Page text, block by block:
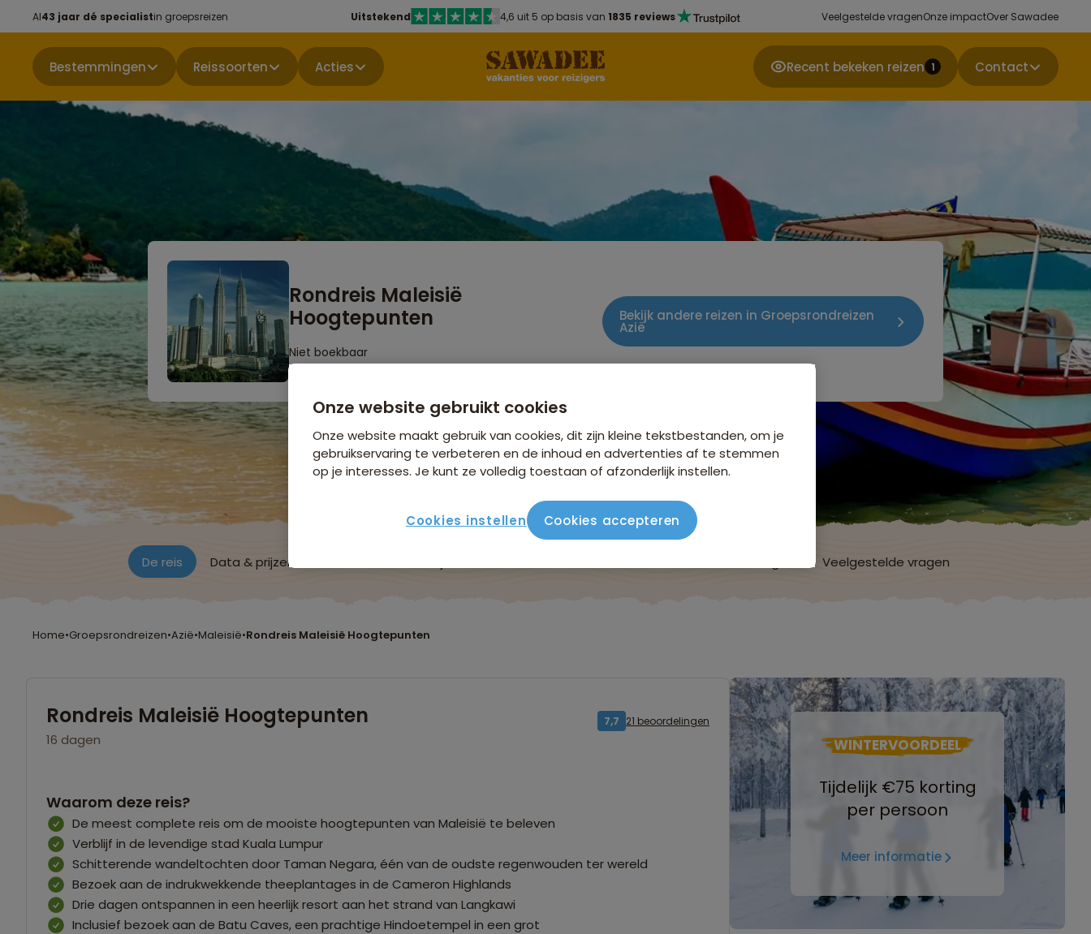
Al43 jaar dé specialistin groepsreizen Uitstekend 4,6 uit 5 op basis van 1835 reviews Veelgestelde vragenOnze impactOver Sawadee
Bestemmingen Reissoorten Acties Recent bekeken reizen 1 Contact
Rondreis Maleisië
Hoogtepunten
Niet boekbaar
Bekijk andere reizen in Groepsrondreizen
Azië
De reis Data & prijzen Veelgestelde vragen
Home•Groepsrondreizen•Azië•Maleisië•Rondreis Maleisië Hoogtepunten
Rondreis Maleisië Hoogtepunten
16 dagen
7,7 21 beoordelingen
Waarom deze reis?
De meest complete reis om de mooiste hoogtepunten van Maleisië te beleven
Verblijf in de levendige stad Kuala Lumpur
Schitterende wandeltochten door Taman Negara, één van de oudste regenwouden ter wereld
Bezoek aan de indrukwekkende theeplantages in de Cameron Highlands
Drie dagen ontspannen in een heerlijk resort aan het strand van Langkawi
Inclusief bezoek aan de Batu Caves, een prachtige Hindoetempel in een grot
WINTERVOORDEEL
Tijdelijk €75 korting
per persoon
Meer informatie
Onze website gebruikt cookies
Onze website maakt gebruik van cookies, dit zijn kleine tekstbestanden, om je
gebruikservaring te verbeteren en de inhoud en advertenties af te stemmen
op je interesses. Je kunt ze volledig toestaan of afzonderlijk instellen.
Cookies instellen Cookies accepteren